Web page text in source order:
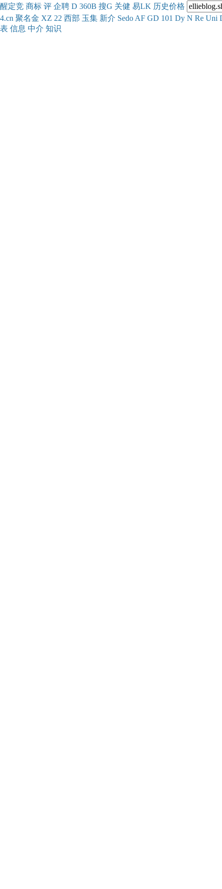
醒定竞 商标 评 企聘 D 360B 搜G 关健 易LK 历史价格
4.cn 聚名金 XZ 22 西部 玉集 新介 Sedo AF GD 101 Dy N Re Uni
表 信息 中介 知识